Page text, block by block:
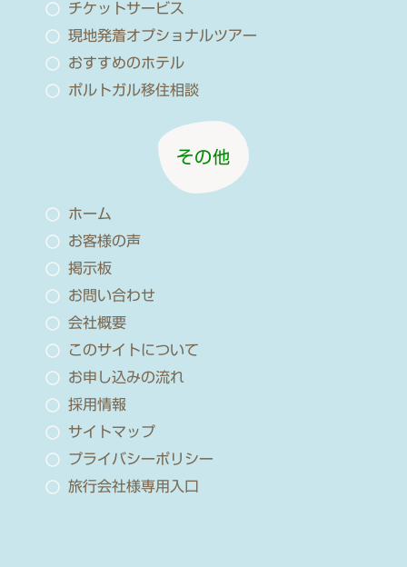
チケットサービス
現地発着オプショナルツアー
おすすめのホテル
ポルトガル移住相談
その他
ホーム
お客様の声
掲示板
お問い合わせ
会社概要
このサイトについて
お申し込みの流れ
採用情報
サイトマップ
プライバシーポリシー
旅行会社様専用入口